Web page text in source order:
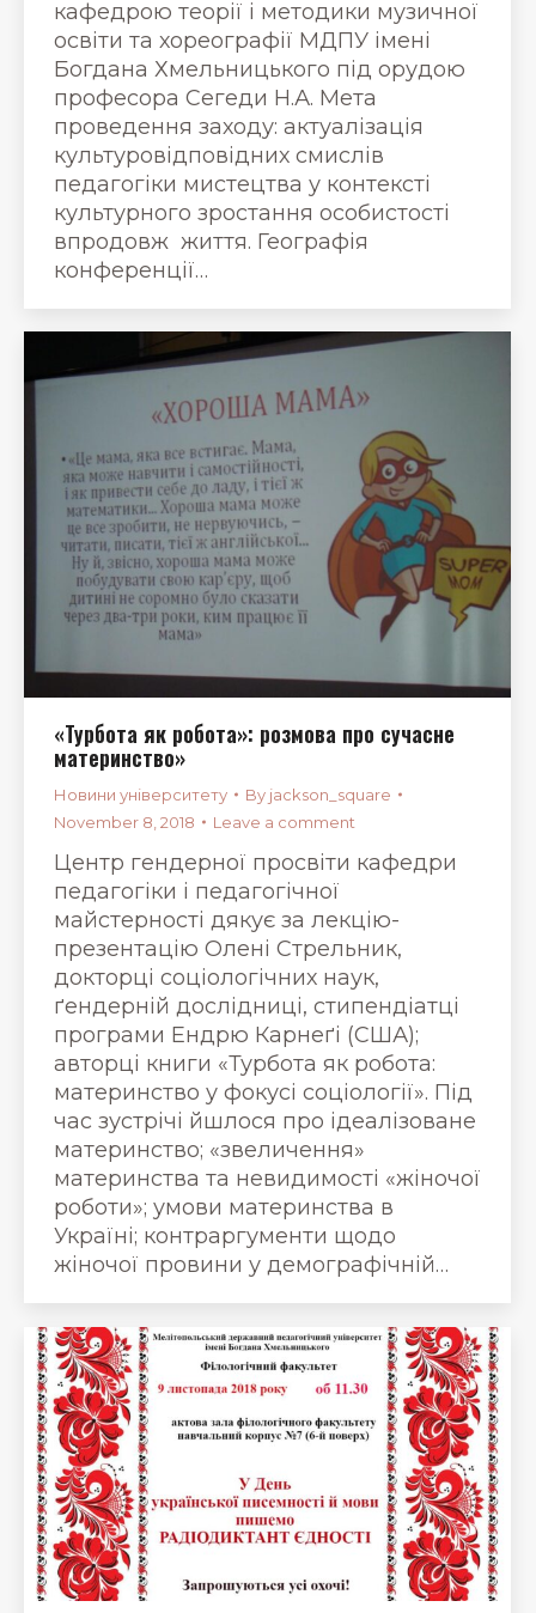
кафедрою теорії і методики музичної
освіти та хореографії МДПУ імені
Богдана Хмельницького під орудою
професора Сегеди Н.А. Мета
проведення заходу: актуалізація
культуровідповідних смислів
педагогіки мистецтва у контексті
культурного зростання особистості
впродовж життя. Географія
конференції…
«Турбота як робота»: розмова про сучасне
материнство»
Новини університету By jackson_square
November 8, 2018
Leave a comment
Центр гендерної просвіти кафедри
педагогіки і педагогічної
майстерності дякує за лекцію-
презентацію Олені Стрельник,
докторці соціологічних наук,
ґендерній дослідниці, стипендіатці
програми Ендрю Карнеґі (США);
авторці книги «Турбота як робота:
материнство у фокусі соціології». Під
час зустрічі йшлося про ідеалізоване
материнство; «звеличення»
материнства та невидимості «жіночої
роботи»; умови материнства в
Україні; контраргументи щодо
жіночої провини у демографічній…